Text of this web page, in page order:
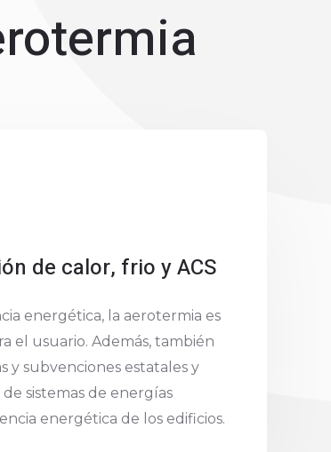
de calor, frio y ACS
energética, la aerotermia es
el usuario. Además, también
y subvenciones estatales y
sistemas de energías
energética de los edificios.